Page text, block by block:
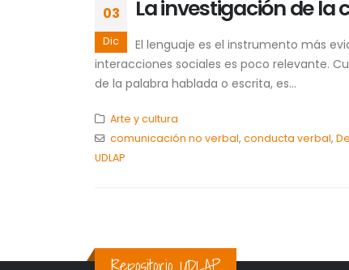
03
Dic
La investigación de
El lenguaje es el instrumento más
interacciones sociales es poco relevante.
de la palabra hablada o escrita, es...
Arte y cultura
comunicación no verbal, conducta verbal,
UDLAP